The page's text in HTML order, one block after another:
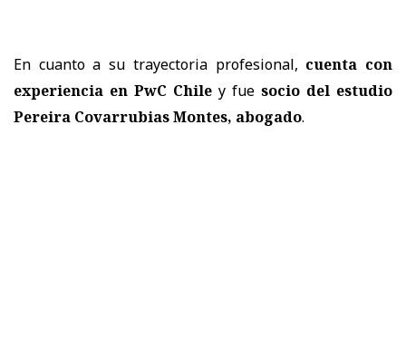
En cuanto a su trayectoria profesional, cuenta con
experiencia en PwC Chile y fue socio del estudio
Pereira Covarrubias Montes, abogado.